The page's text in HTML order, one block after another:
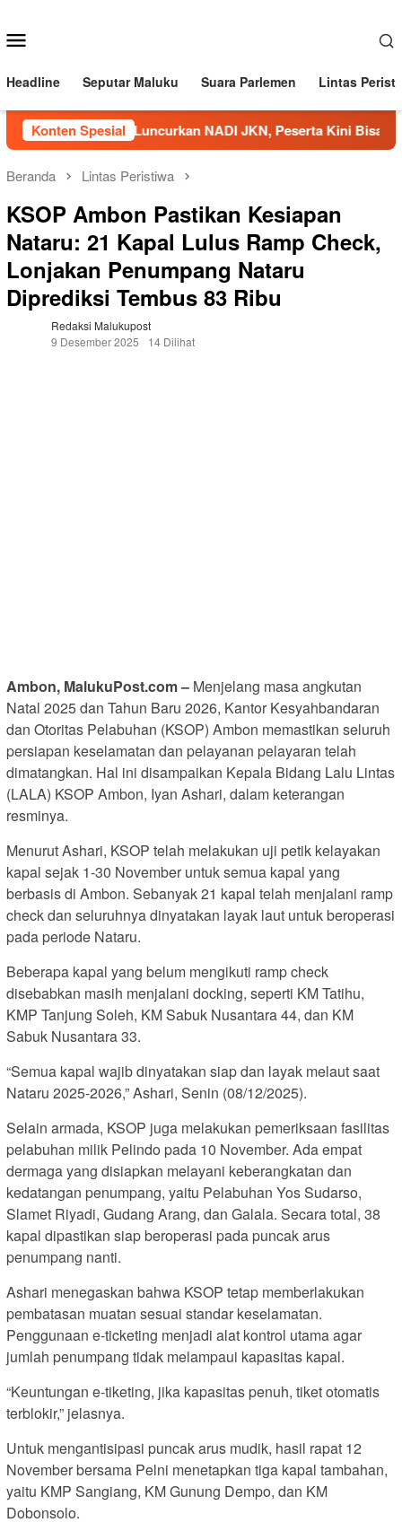
konten
Headline Seputar Maluku Suara Parlemen Lintas
Konten Spesial
BPJS Kesehatan Luncurkan NADI JKN, Peserta Kini Bisa
Beranda Lintas Peristiwa
KSOP Ambon Pastikan Kesiapan
Nataru: 21 Kapal Lulus Ramp Check,
Lonjakan Penumpang Nataru
Diprediksi Tembus 83 Ribu
Redaksi Malukupost
9 Desember 2025
14 Dilihat
Ambon, MalukuPost.com – Menjelang masa angkutan
Natal 2025 dan Tahun Baru 2026, Kantor Kesyahbandaran
dan Otoritas Pelabuhan (KSOP) Ambon memastikan seluruh
persiapan keselamatan dan pelayanan pelayaran telah
dimatangkan. Hal ini disampaikan Kepala Bidang Lalu Lintas
(LALA) KSOP Ambon, Iyan Ashari, dalam keterangan
resminya.
Menurut Ashari, KSOP telah melakukan uji petik kelayakan
kapal sejak 1-30 November untuk semua kapal yang
berbasis di Ambon. Sebanyak 21 kapal telah menjalani ramp
check dan seluruhnya dinyatakan layak laut untuk beroperasi
pada periode Nataru.
Beberapa kapal yang belum mengikuti ramp check
disebabkan masih menjalani docking, seperti KM Tatihu,
KMP Tanjung Soleh, KM Sabuk Nusantara 44, dan KM
Sabuk Nusantara 33.
“Semua kapal wajib dinyatakan siap dan layak melaut saat
Nataru 2025-2026,” Ashari, Senin (08/12/2025).
Selain armada, KSOP juga melakukan pemeriksaan fasilitas
pelabuhan milik Pelindo pada 10 November. Ada empat
dermaga yang disiapkan melayani keberangkatan dan
kedatangan penumpang, yaitu Pelabuhan Yos Sudarso,
Slamet Riyadi, Gudang Arang, dan Galala. Secara total, 38
kapal dipastikan siap beroperasi pada puncak arus
penumpang nanti.
Ashari menegaskan bahwa KSOP tetap memberlakukan
pembatasan muatan sesuai standar keselamatan.
Penggunaan e-ticketing menjadi alat kontrol utama agar
jumlah penumpang tidak melampaui kapasitas kapal.
“Keuntungan e-tiketing, jika kapasitas penuh, tiket otomatis
terblokir,” jelasnya.
Untuk mengantisipasi puncak arus mudik, hasil rapat 12
November bersama Pelni menetapkan tiga kapal tambahan,
yaitu KMP Sangiang, KM Gunung Dempo, dan KM
Dobonsolo.